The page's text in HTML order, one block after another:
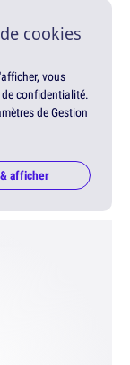
cookies
vous
confidentialité.
de Gestion
afficher